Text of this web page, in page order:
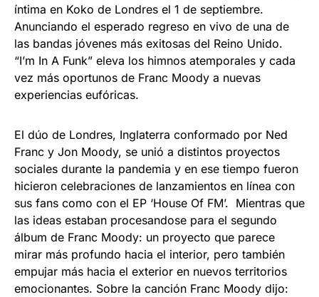
íntima en Koko de Londres el 1 de septiembre.
Anunciando el esperado regreso en vivo de una de
las bandas jóvenes más exitosas del Reino Unido.
“I’m In A Funk” eleva los himnos atemporales y cada
vez más oportunos de Franc Moody a nuevas
experiencias eufóricas.
El dúo de Londres, Inglaterra conformado por Ned
Franc y Jon Moody, se unió a distintos proyectos
sociales durante la pandemia y en ese tiempo fueron
hicieron celebraciones de lanzamientos en línea con
sus fans como con el EP ‘House Of FM’. Mientras que
las ideas estaban procesandose para el segundo
álbum de Franc Moody: un proyecto que parece
mirar más profundo hacia el interior, pero también
empujar más hacia el exterior en nuevos territorios
emocionantes. Sobre la canción Franc Moody dijo: